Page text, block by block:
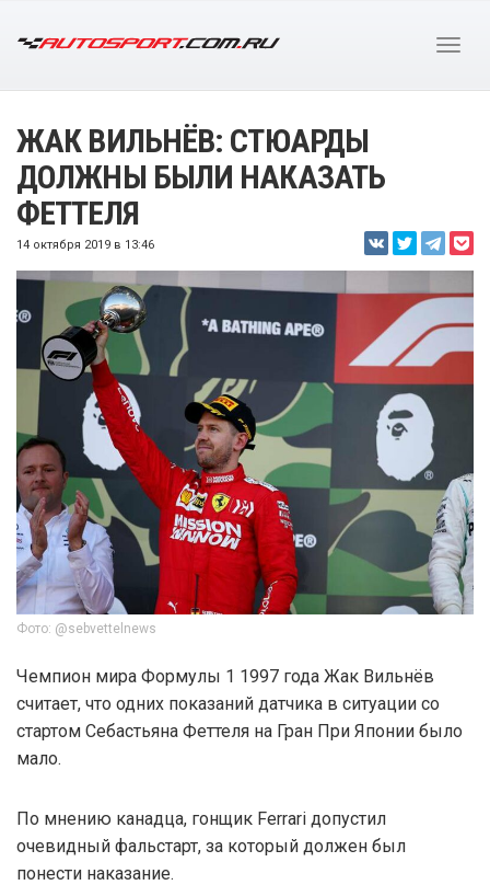
ЖАК ВИЛЬНЁВ: СТЮАРДЫ
ДОЛЖНЫ БЫЛИ НАКАЗАТЬ
ФЕТТЕЛЯ
14 октября 2019 в 13:46
Фото: @sebvettelnews
Чемпион мира Формулы 1 1997 года Жак Вильнёв
считает, что одних показаний датчика в ситуации со
стартом Себастьяна Феттеля на Гран При Японии было
мало.
По мнению канадца, гонщик Ferrari допустил
очевидный фальстарт, за который должен был
понести наказание.